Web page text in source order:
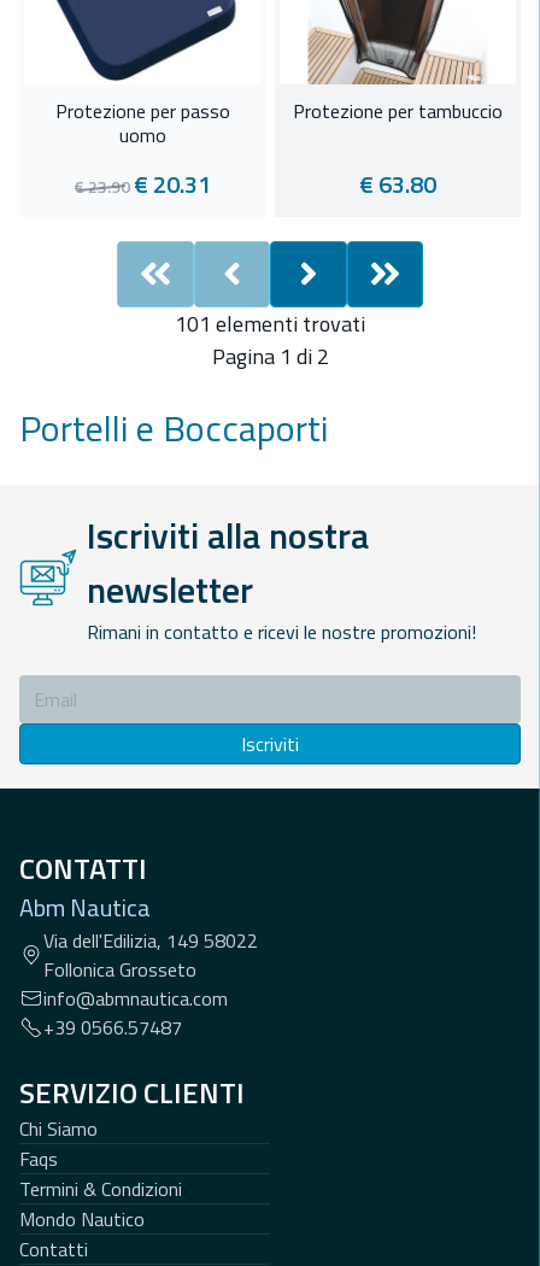
Protezione per passo
uomo
€ 23.90€ 20.31
Protezione per tambuccio
€ 63.80
FirstPrevious
101 elementi trovati
Pagina 1 di 2
NextLast
Portelli e Boccaporti
Iscriviti alla nostra
newsletter
Rimani in contatto e ricevi le nostre promozioni!
Iscriviti
CONTATTI
Abm Nautica
Via dell'Edilizia, 149 58022
Follonica Grosseto
info@abmnautica.com
+39 0566.57487
SERVIZIO CLIENTI
Chi Siamo
Faqs
Termini & Condizioni
Mondo Nautico
Contatti